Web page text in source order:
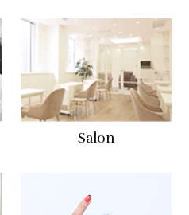
Salon